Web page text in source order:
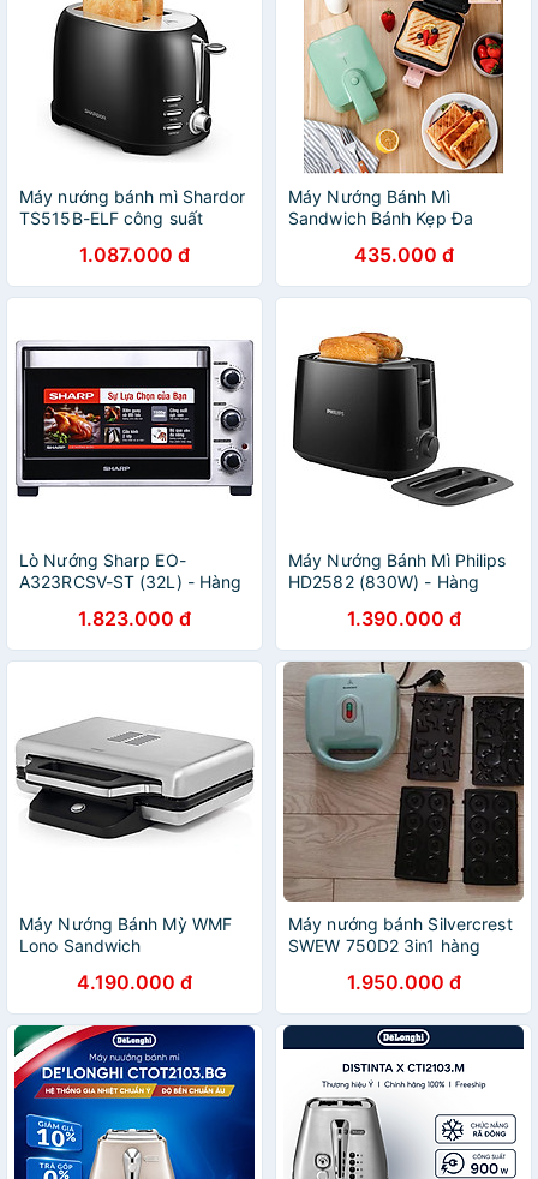
Máy nướng bánh mì Shardor
TS515B-ELF công suất
chỉnh tiện lợi - Hàng Nhập
Khẩu
1.087.000 đ
Máy Nướng Bánh Mì
Sandwich Bánh Kẹp Đa
Trứng, Rán Thịt Chống Dính
Tuyệt Đối - Hàng chính hãng
435.000 đ
Lò Nướng Sharp EO-
A323RCSV-ST (32L) - Hàng
1.823.000 đ
Máy Nướng Bánh Mì Philips
HD2582 (830W) - Hàng
1.390.000 đ
Máy Nướng Bánh Mỳ WMF
Lono Sandwich
Khẩu Đức4.190.000 đ
Máy nướng bánh Silvercrest
SWEW 750D2 3in1 hàng
1.950.000 đ